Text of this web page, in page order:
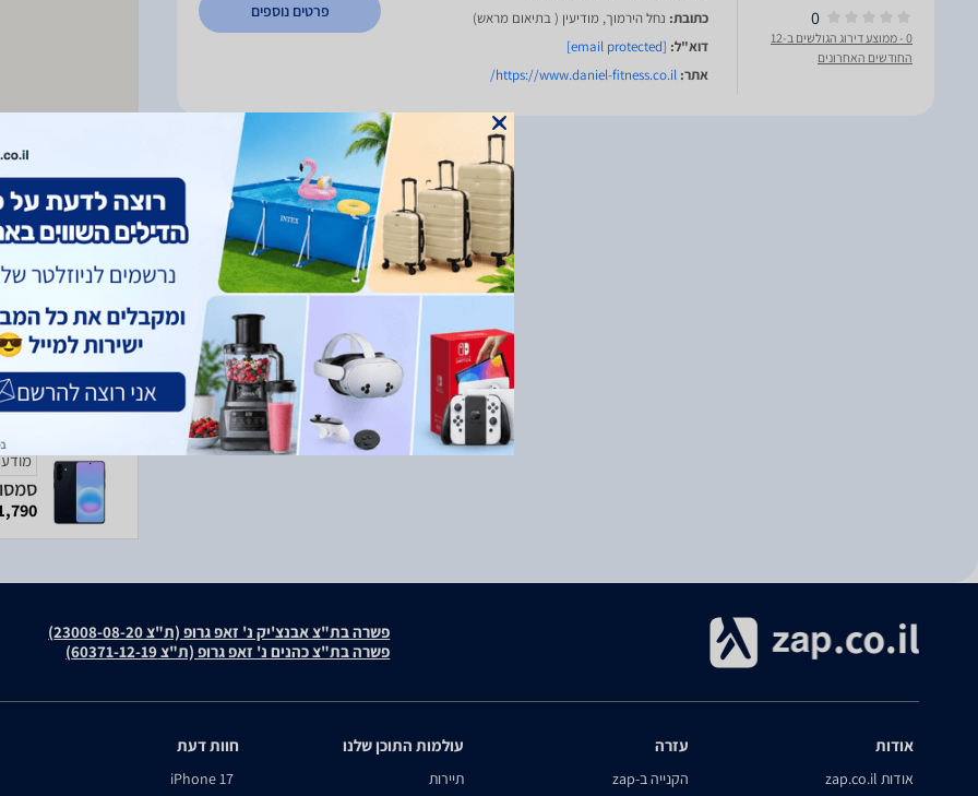
0
0
- ממוצע דירוג הגולשים ב-12
החודשים האחרונים
כתובת: נחל הירמוך, מודיעין ( בתיאום מראש)
דוא"ל: [email protected]
אתר: https://www.daniel-fitness.co.il/
פרטים נוספים
₪
פשרה בת"צ אבנצ'יק נ' זאפ גרופ (ת"צ 23008-08-20)
פשרה בת"צ כהנים נ' זאפ גרופ (ת"צ 60371-12-19)
אודות
אודות zap.co.il
עזרה
הקנייה ב-zap
עולמות התוכן שלנו
תיירות
חוות דעת
iPhone 17